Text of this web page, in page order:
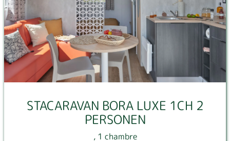
STACARAVAN BORA LUXE 1CH 2
PERSONEN
, 1 chambre